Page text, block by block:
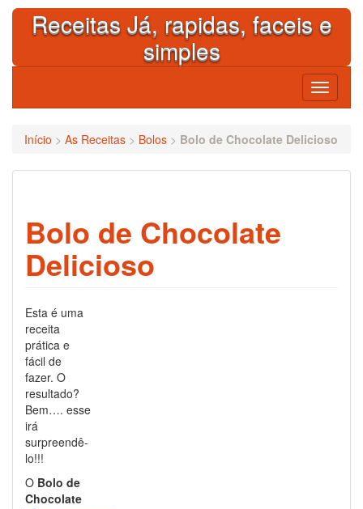
Skip
contentReceitas Já, rapidas, faceis e
simples
Toggle
Início > As Receitas > Bolos > Bolo de Chocolate Delicioso
Bolo de Chocolate
Delicioso
Esta é uma
receita
prática e
fácil de
fazer. O
resultado?
Bem…. esse
irá
surpreendê-
lo!!!
O Bolo de
Chocolate